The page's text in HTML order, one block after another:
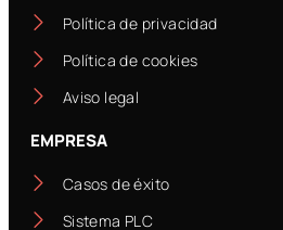
Política de privacidad
Política de cookies
Aviso legal
EMPRESA
Casos de éxito
Sistema PLC